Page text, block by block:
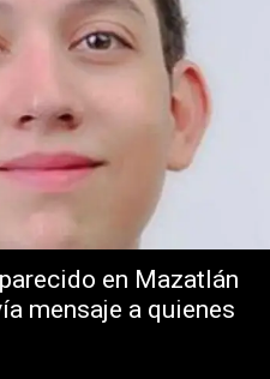
en Mazatlán
mensaje a quienes